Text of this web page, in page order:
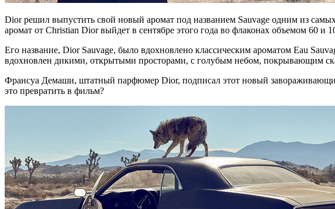
Dior решил выпустить свой новый аромат под названием Sauvage одним из
аромат от Christian Dior выйдет в сентябре этого года во флаконах объемом 60 и
Его название, Dior Sauvage, было вдохновлено классическим ароматом Eau
вдохновлен дикими, открытыми просторами, с голубым небом, покрывающим
Франсуа Демаши, штатный парфюмер Dior, подписал этот новый
это превратить в фильм?